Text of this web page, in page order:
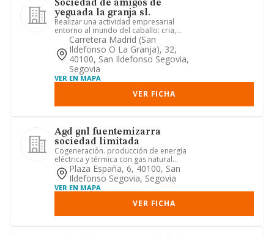
Sociedad de amigos de
yeguada la granja sl.
Realizar una actividad empresarial
entorno al mundo del caballo: cria,
doma, formacion y actividade...
Carretera Madrid (san
Ildefonso O La Granja), 32,
40100, San Ildefonso Segovia,
Segovia
VER EN MAPA
VER FICHA
Agd gnl fuentemizarra
sociedad limitada
Cogeneración. producción de energía
eléctrica y térmica con gas natural
licuadoPlaza España, 6, 40100, San
Ildefonso Segovia, Segovia
VER EN MAPA
VER FICHA